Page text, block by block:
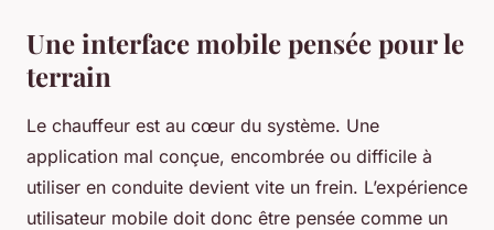
Une interface mobile pensée pour le
terrain
Le chauffeur est au cœur du système. Une
application mal conçue, encombrée ou difficile à
utiliser en conduite devient vite un frein. L’expérience
utilisateur mobile doit donc être pensée comme un